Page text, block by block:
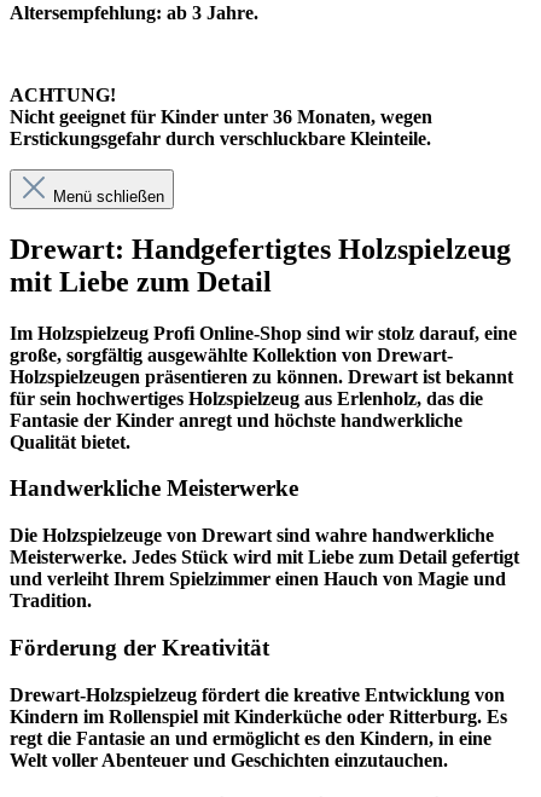
Altersempfehlung: ab 3 Jahre.
ACHTUNG!
Nicht geeignet für Kinder unter 36 Monaten, wegen
Erstickungsgefahr durch verschluckbare Kleinteile.
Menü schließen
Drewart: Handgefertigtes Holzspielzeug
mit Liebe zum Detail
Im Holzspielzeug Profi Online-Shop sind wir stolz darauf, eine
große, sorgfältig ausgewählte Kollektion von Drewart-
Holzspielzeugen präsentieren zu können. Drewart ist bekannt
für sein hochwertiges Holzspielzeug aus Erlenholz, das die
Fantasie der Kinder anregt und höchste handwerkliche
Qualität bietet.
Handwerkliche Meisterwerke
Die Holzspielzeuge von Drewart sind wahre handwerkliche
Meisterwerke. Jedes Stück wird mit Liebe zum Detail gefertigt
und verleiht Ihrem Spielzimmer einen Hauch von Magie und
Tradition.
Förderung der Kreativität
Drewart-Holzspielzeug fördert die kreative Entwicklung von
Kindern im Rollenspiel mit Kinderküche oder Ritterburg. Es
regt die Fantasie an und ermöglicht es den Kindern, in eine
Welt voller Abenteuer und Geschichten einzutauchen.